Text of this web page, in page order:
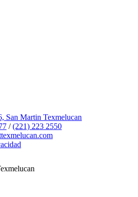
San Martin Texmelucan
/(221) 223 2550